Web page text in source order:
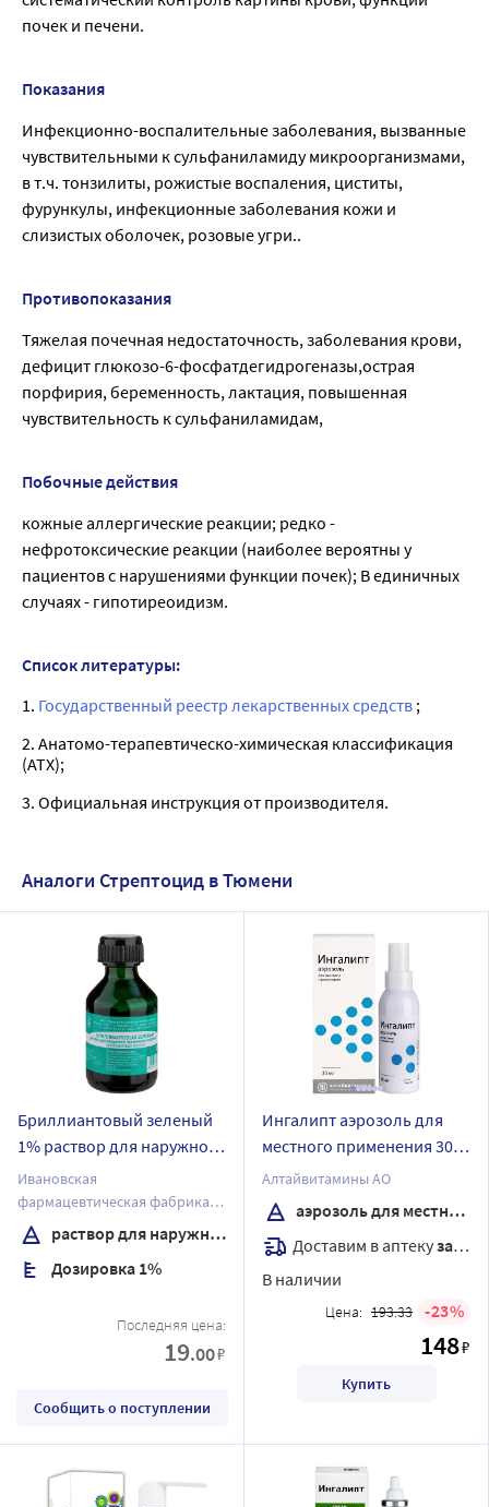
почек и печени.
Показания
Инфекционно-воспалительные заболевания, вызванные
чувствительными к сульфаниламиду микроорганизмами,
в т.ч. тонзилиты, рожистые воспаления, циститы,
фурункулы, инфекционные заболевания кожи и
слизистых оболочек, розовые угри..
Противопоказания
Тяжелая почечная недостаточность, заболевания крови,
дефицит глюкозо-6-фосфатдегидрогеназы,острая
порфирия, беременность, лактация, повышенная
чувствительность к сульфаниламидам,
Побочные действия
кожные аллергические реакции; редко -
нефротоксические реакции (наиболее вероятны у
пациентов с нарушениями функции почек); В единичных
случаях - гипотиреоидизм.
Список литературы:
1. Государственный реестр лекарственных средств ;
2. Анатомо-терапевтическо-химическая классификация
(ATX);
3. Официальная инструкция от производителя.
Аналоги Стрептоцид в Тюмени
Бриллиантовый зеленый
1% раствор для наружного
применения спиртовой 25
мл флакон
Ивановская
фармацевтическая фабрика
ОАО
раствор для наружного применения спиртовой
Дозировка 1%
Последняя цена:
19.00₽
Сообщить о поступлении
Ингалипт аэрозоль для
местного применения 30
мл
Алтайвитамины АО
аэрозоль для местного применения
Доставим в аптекузавтра
В наличии
Цена: 193.33 23
148₽
Купить